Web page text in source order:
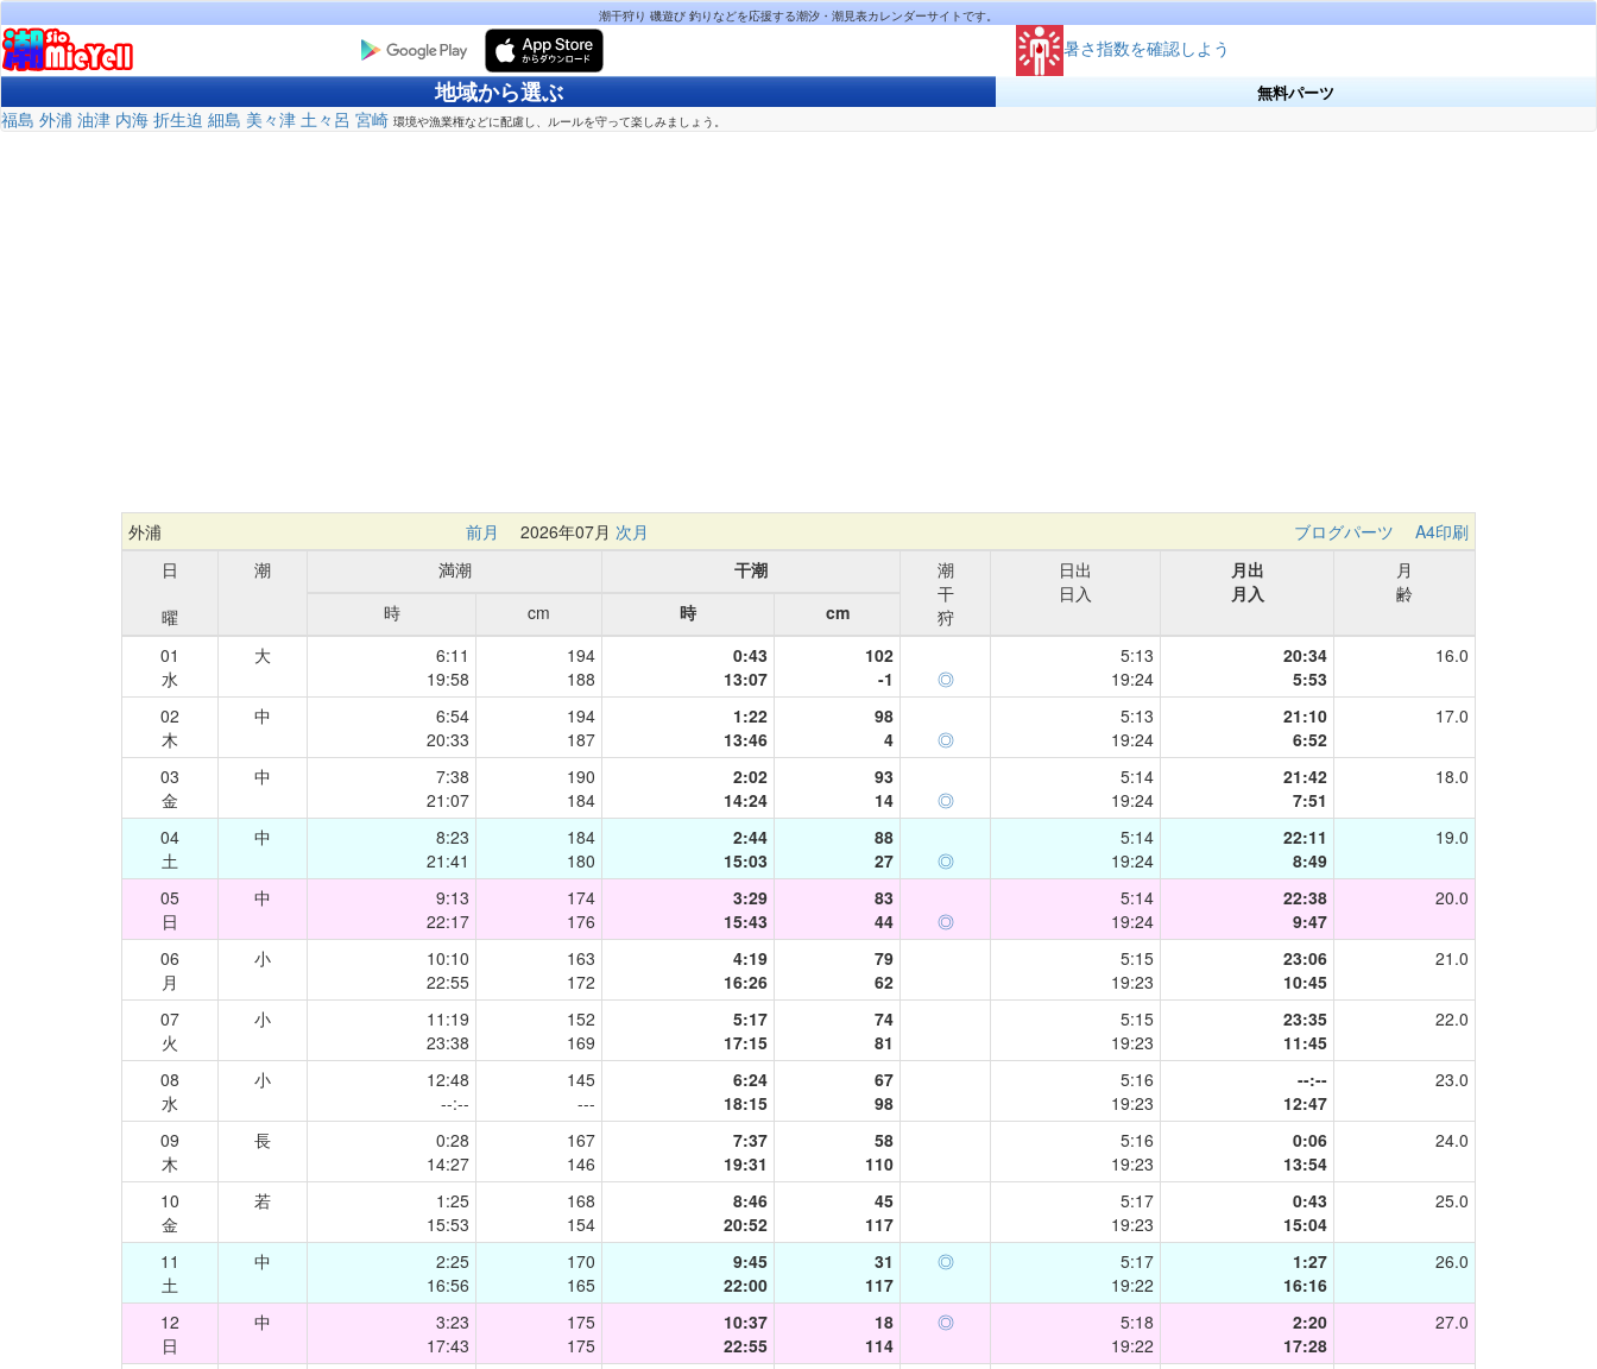
潮干狩り 磯遊び 釣りなどを応援する潮汐・潮見表カレンダーサイトです。
暑さ指数を確認しよう
地域から選ぶ 無料パーツ
福島 外浦 油津 内海 折生迫 細島 美々津 土々呂 宮崎 環境や漁業権などに配慮し、ルールを守って楽しみましょう。
外浦 前月 2026年07月 次月 ブログパーツ
A4印刷
日
曜
潮 満潮 干潮
潮
干
狩
日出
日入
月出
月入
月
齢
時
cm 時
cm
01
水
大
6:11
19:58
194
188
0:43
13:07
102
-1
◎
5:13
19:24
20:34
5:53
16.0
02
木
中
6:54
20:33
194
187
1:22
13:46
98
4
◎
5:13
19:24
21:10
6:52
17.0
03
金
中
7:38
21:07
190
184
2:02
14:24
93
14
◎
5:14
19:24
21:42
7:51
18.0
04
土
中
8:23
21:41
184
180
2:44
15:03
88
27
◎
5:14
19:24
22:11
8:49
19.0
05
日
中
9:13
22:17
174
176
3:29
15:43
83
44
◎
5:14
19:24
22:38
9:47
20.0
06
月
小
10:10
22:55
163
172
4:19
16:26
79
62
5:15
19:23
23:06
10:45
21.0
07
火
小
11:19
23:38
152
169
5:17
17:15
74
81
5:15
19:23
23:35
11:45
22.0
08
水
小
12:48
--:--
145
---
6:24
18:15
67
98
5:16
19:23
--:--
12:47
23.0
09
木
長
0:28
14:27
167
146
7:37
19:31
58
110
5:16
19:23
0:06
13:54
24.0
10
金
若
1:25
15:53
168
154
8:46
20:52
45
117
5:17
19:23
0:43
15:04
25.0
11
土
中
2:25
16:56
170
165
9:45
22:00
31
117
◎
5:17
19:22
1:27
16:16
26.0
12
日
中
3:23
17:43
175
175
10:37
22:55
18
114
◎
5:18
19:22
2:20
17:28
27.0